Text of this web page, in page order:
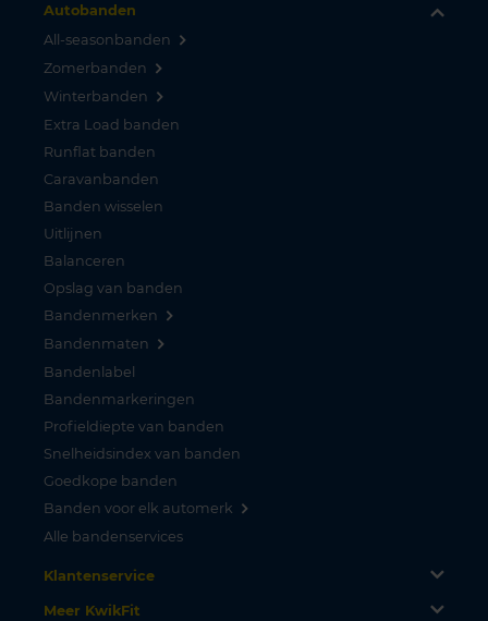
Autobanden
All-seasonbanden
Zomerbanden
Winterbanden
Extra Load banden
Runflat banden
Caravanbanden
Banden wisselen
Uitlijnen
Balanceren
Opslag van banden
Bandenmerken
Bandenmaten
Bandenlabel
Bandenmarkeringen
Profieldiepte van banden
Snelheidsindex van banden
Goedkope banden
Banden voor elk automerk
Alle bandenservices
Klantenservice
Meer KwikFit